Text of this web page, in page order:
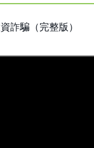
詐騙（完整版）